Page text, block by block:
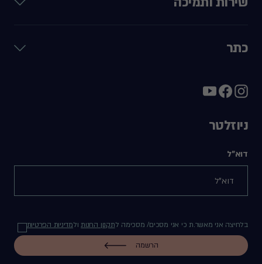
כתר
ניוזלטר
דוא"ל
בלחיצה אני מאשר.ת כי אני מסכים/ מסכימה לתקנון החנותולמדיניות הפרטיות
הרשמה